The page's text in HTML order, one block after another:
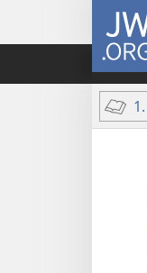
JW.ORG